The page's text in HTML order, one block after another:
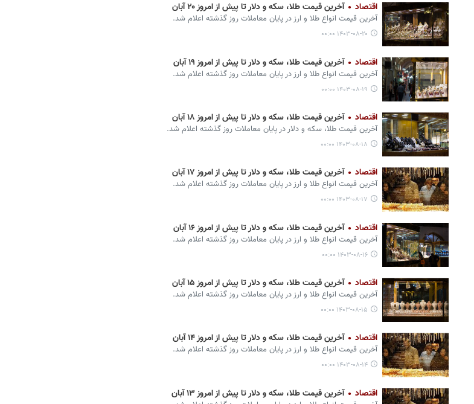
اقتصاد آخرین قیمت طلا، سکه و دلار تا پیش از امروز ۲۰ آبان
آخرین قیمت انواع طلا و ارز در پایان معاملات روز گذشته اعلام شد.
۱۴۰۳-۰۸-۲۰ ۰۰:۰۰
اقتصاد آخرین قیمت طلا، سکه و دلار تا پیش از امروز ۱۹ آبان
آخرین قیمت انواع طلا و ارز در پایان معاملات روز گذشته اعلام شد.
۱۴۰۳-۰۸-۱۹ ۰۰:۰۰
اقتصاد آخرین قیمت طلا، سکه و دلار تا پیش از امروز ۱۸ آبان
آخرین قیمت طلا، سکه و دلار در پایان معاملات روز گذشته اعلام شد.
۱۴۰۳-۰۸-۱۸ ۰۰:۰۰
اقتصاد آخرین قیمت طلا، سکه و دلار تا پیش از امروز ۱۷ آبان
آخرین قیمت انواع طلا و ارز در پایان معاملات روز گذشته اعلام شد.
۱۴۰۳-۰۸-۱۷ ۰۰:۰۰
اقتصاد آخرین قیمت طلا، سکه و دلار تا پیش از امروز ۱۶ آبان
آخرین قیمت انواع طلا و ارز در پایان معاملات روز گذشته اعلام شد.
۱۴۰۳-۰۸-۱۶ ۰۰:۰۰
اقتصاد آخرین قیمت طلا، سکه و دلار تا پیش از امروز ۱۵ آبان
آخرین قیمت انواع طلا و ارز در پایان معاملات روز گذشته اعلام شد.
۱۴۰۳-۰۸-۱۵ ۰۰:۰۰
اقتصاد آخرین قیمت طلا، سکه و دلار تا پیش از امروز ۱۴ آبان
آخرین قیمت انواع طلا و ارز در پایان معاملات روز گذشته اعلام شد.
۱۴۰۳-۰۸-۱۴ ۰۰:۰۰
اقتصاد آخرین قیمت طلا، سکه و دلار تا پیش از امروز ۱۳ آبان